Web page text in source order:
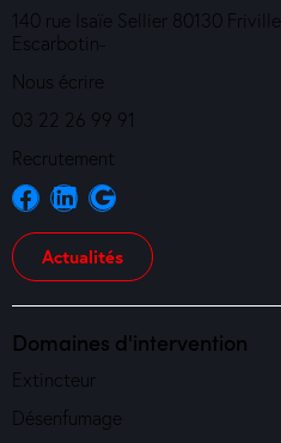
140 rue Isaïe Sellier 80130 Friville
Escarbotin-
Nous écrire
03 22 26 99 91
Recrutement
Actualités
Domaines d'intervention
Extincteur
Désenfumage